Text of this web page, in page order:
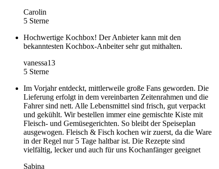
Carolin
5 Sterne
Hochwertige Kochbox! Der Anbieter kann mit den
bekanntesten Kochbox-Anbeiter sehr gut mithalten.
vanessa13
5 Sterne
Im Vorjahr entdeckt, mittlerweile große Fans geworden. Die
Lieferung erfolgt in dem vereinbarten Zeitenrahmen und die
Fahrer sind nett. Alle Lebensmittel sind frisch, gut verpackt
und gekühlt. Wir bestellen immer eine gemischte Kiste mit
Fleisch- und Gemüsegerichten. So bleibt der Speiseplan
ausgewogen. Fleisch & Fisch kochen wir zuerst, da die Ware
in der Regel nur 5 Tage haltbar ist. Die Rezepte sind
vielfältig, lecker und auch für uns Kochanfänger geeignet
Sabina